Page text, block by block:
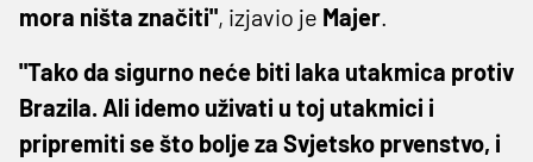
mora ništa značiti", izjavio je Majer.
"Tako da sigurno neće biti laka utakmica protiv
Brazila. Ali idemo uživati u toj utakmici i
pripremiti se što bolje za Svjetsko prvenstvo, i